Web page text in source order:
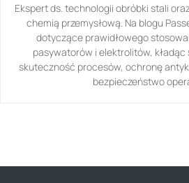
Ekspert ds. technologii obróbki stali
chemią przemysłową. Na blogu
dotyczące prawidłowego
pasywatorów i elektrolitów, kładąc
skuteczność procesów, ochronę
bezpieczeństwo